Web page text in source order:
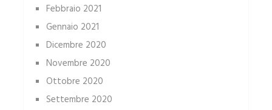
Febbraio 2021
Gennaio 2021
Dicembre 2020
Novembre 2020
Ottobre 2020
Settembre 2020